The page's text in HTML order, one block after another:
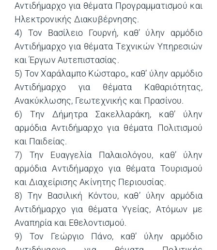
Αντιδήμαρχο για θέματα Προγραμματισμού και
Ηλεκτρονικής Διακυβέρνησης.
4) Τον Βασίλειο Γουρνή, καθ’ ύλην αρμόδιο
Αντιδήμαρχο για θέματα Τεχνικών Υπηρεσιών
και Έργων Αυτεπιστασίας.
5) Τον Χαράλαμπο Κώσταρο,, καθ’ ύλην αρμόδιο
Αντιδήμαρχο για θέματα Καθαριότητας,
Ανακύκλωσης, Γεωτεχνικής και Πρασίνου.
6) Την Δήμητρα Σακελλαράκη, καθ’ ύλην
αρμόδια Αντιδήμαρχο για θέματα Πολιτισμού
και Παιδείας.
7) Την Ευαγγελία Παλαιολόγου, καθ’ ύλην
αρμόδια Αντιδήμαρχο για θέματα Τουρισμού
και Διαχείρισης Ακίνητης Περιουσίας.
8) Την Βασιλική Κόντου, καθ’ ύλην αρμόδια
Αντιδήμαρχο για θέματα Υγείας, Ατόμων με
Αναπηρία και Εθελοντισμού.
9) Τον Γεώργιο Πάνο, καθ’ ύλην αρμόδιο